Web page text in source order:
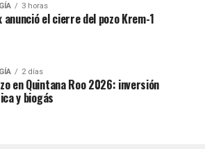
3 horas
anunció el cierre del pozo Krem-1
2 días
en Quintana Roo 2026: inversión
y biogás